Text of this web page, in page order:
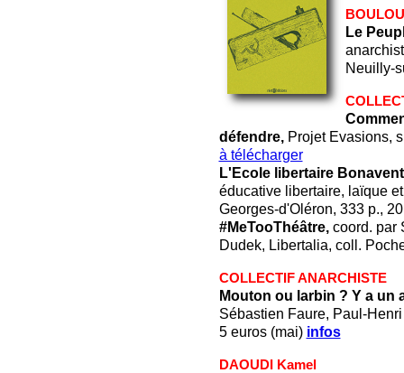
Le
Neuilly-
défendre, Projet Evasions,
à télécharger
L'Ecole libertaire
éducative libertaire, laïque
Georges-d'Oléron, 333 p.,
#MeTooThéâtre, coord. par
Dudek, Libertalia, coll.
COLLECTIF ANARCHISTE
Mouton ou larbin ? Y a un
Sébastien Faure, Paul-
5 euros (mai) infos
DAOUDI Kamel